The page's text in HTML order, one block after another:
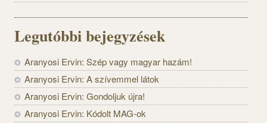
Legutóbbi bejegyzések
Aranyosi Ervin: Szép vagy magyar hazám!
Aranyosi Ervin: A szívemmel látok
Aranyosi Ervin: Gondoljuk újra!
Aranyosi Ervin: Kódolt MAG-ok